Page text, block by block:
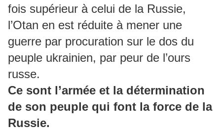
fois supérieur à celui de la Russie,
l’Otan en est réduite à mener une
guerre par procuration sur le dos du
peuple ukrainien, par peur de l’ours
russe.
Ce sont l’armée et la détermination
de son peuple qui font la force de la
Russie.